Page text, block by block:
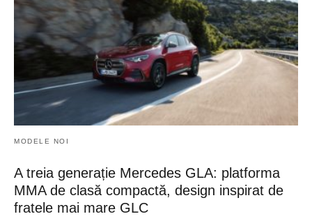
MODELE NOI
A treia generație Mercedes GLA: platforma
MMA de clasă compactă, design inspirat de
fratele mai mare GLC